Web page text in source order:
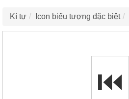
Kí tự Icon biểu tượng đặc biệt
⏮